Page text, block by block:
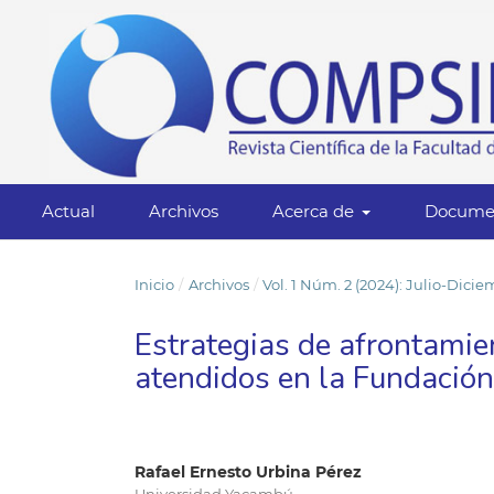
Actual Archivos Acerca de
Inicio / Archivos / Vol. 1 Núm. 2 (2024): Julio-
Estrategias de
atendidos en la
Rafael Ernesto Urbina Pérez